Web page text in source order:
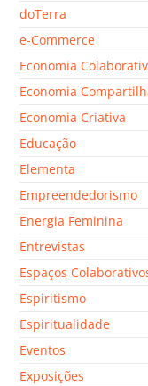
doTerra
e-Commerce
Economia
Economia
Economia Criativa
Educação
Elementa
Empreendedorismo
Energia Feminina
Entrevistas
Espaços
Espiritismo
Espiritualidade
Eventos
Exposições